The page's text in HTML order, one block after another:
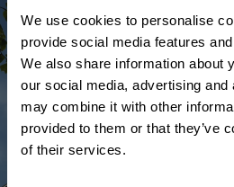
We use cookies to personalise
provide social media features
We also share information about
our social media, advertising
may combine it with other
provided to them or that they’ve
of their services.
Der ultimative
Auswahl der